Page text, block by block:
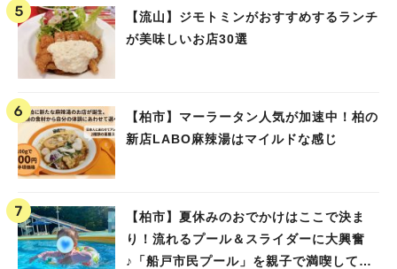
【流山】ジモトミンがおすすめするランチ
が美味しいお店30選
【柏市】マーラータン人気が加速中！柏の
新店LABO麻辣湯はマイルドな感じ
【柏市】夏休みのおでかけはここで決ま
り！流れるプール＆スライダーに大興奮
♪「船戸市民プール」を親子で満喫してき